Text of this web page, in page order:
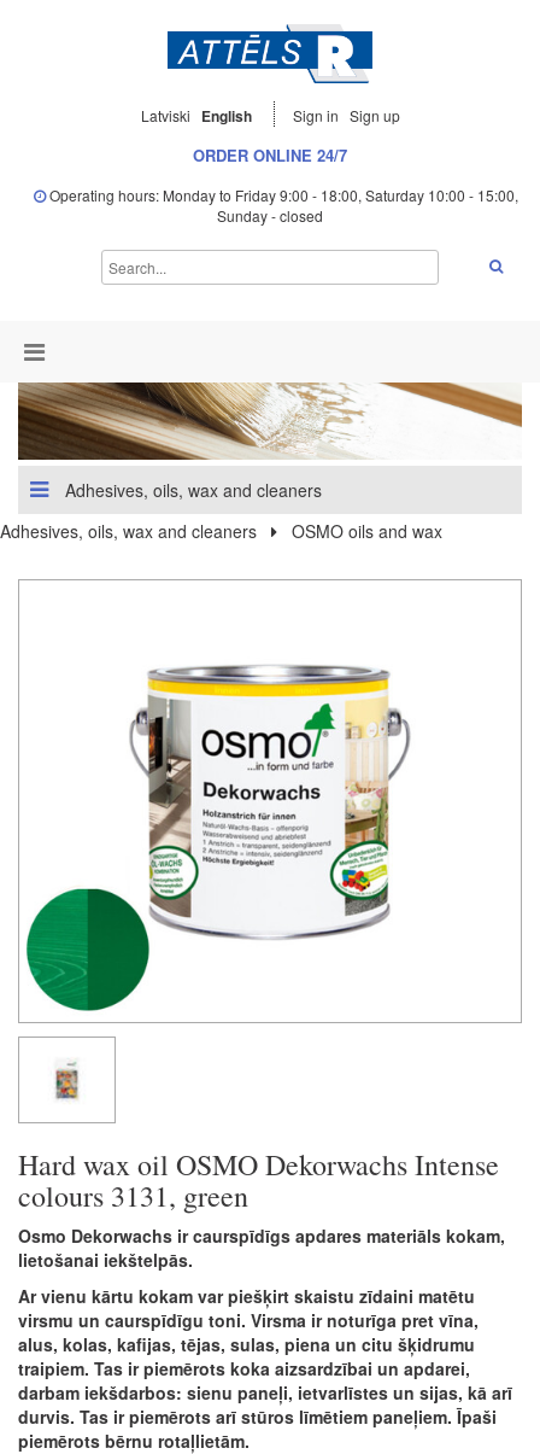
Latviski English Sign in Sign up
ORDER ONLINE 24/7
Operating hours: Monday to Friday 9:00 - 18:00, Saturday 10:00 - 15:00,
Sunday - closed
Adhesives, oils, wax and cleaners
Adhesives, oils, wax and cleaners
OSMO oils and wax
Hard wax oil OSMO Dekorwachs Intense
colours 3131, green
Osmo Dekorwachs ir caurspīdīgs apdares materiāls kokam,
lietošanai iekštelpās.
Ar vienu kārtu kokam var piešķirt skaistu zīdaini matētu
virsmu un caurspīdīgu toni. Virsma ir noturīga pret vīna,
alus, kolas, kafijas, tējas, sulas, piena un citu šķidrumu
traipiem. Tas ir piemērots koka aizsardzībai un apdarei,
darbam iekšdarbos: sienu paneļi, ietvarlīstes un sijas, kā arī
durvis. Tas ir piemērots arī stūros līmētiem paneļiem. Īpaši
piemērots bērnu rotaļlietām.